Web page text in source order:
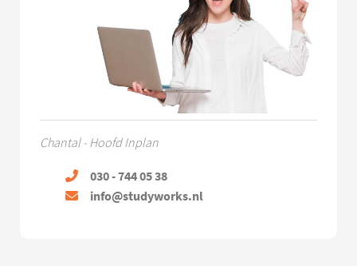
Chantal - Hoofd Inplan
030 - 744 05 38
info@studyworks.nl